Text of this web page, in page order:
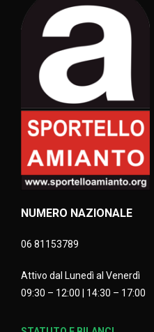
NUMERO NAZIONALE
06 81153789
Attivo dal Lunedì al Venerdì
09:30 – 12:00 | 14:30 – 17:00